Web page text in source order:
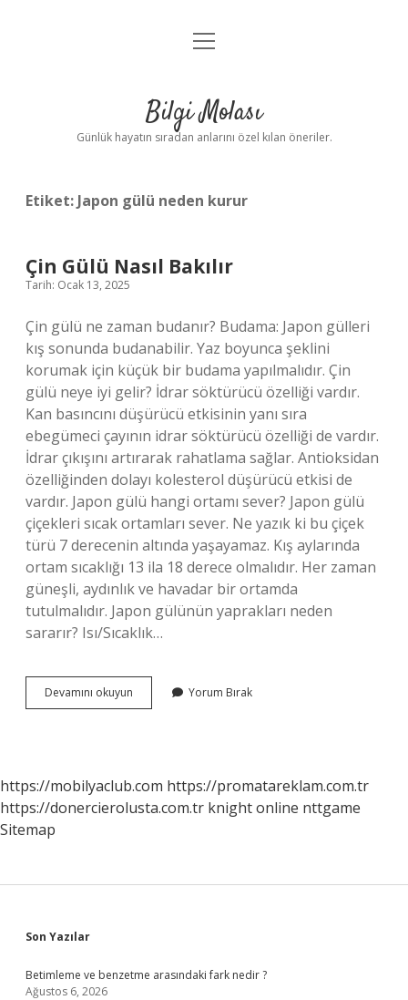
Anasayfa
Yasal Uyarı
menüyü
Bilgi Molası
Günlük hayatın sıradan anlarını özel kılan öneriler.
Etiket: Japon gülü neden kurur
Çin Gülü Nasıl Bakılır
Tarih: Ocak 13, 2025
Çin gülü ne zaman budanır? Budama: Japon gülleri
kış sonunda budanabilir. Yaz boyunca şeklini
korumak için küçük bir budama yapılmalıdır. Çin
gülü neye iyi gelir? İdrar söktürücü özelliği vardır.
Kan basıncını düşürücü etkisinin yanı sıra
ebegümeci çayının idrar söktürücü özelliği de vardır.
İdrar çıkışını artırarak rahatlama sağlar. Antioksidan
özelliğinden dolayı kolesterol düşürücü etkisi de
vardır. Japon gülü hangi ortamı sever? Japon gülü
çiçekleri sıcak ortamları sever. Ne yazık ki bu çiçek
türü 7 derecenin altında yaşayamaz. Kış aylarında
ortam sıcaklığı 13 ila 18 derece olmalıdır. Her zaman
güneşli, aydınlık ve havadar bir ortamda
tutulmalıdır. Japon gülünün yaprakları neden
sararır? Isı/Sıcaklık…
Devamını okuyun
Gülü
Yorum Bırak
https://mobilyaclub.com https://promatareklam.com.tr
https://donercierolusta.com.tr knight online nttgame
Sitemap
Sidebar
Son Yazılar
Betimleme ve benzetme arasındaki fark nedir ?
Ağustos 6, 2026